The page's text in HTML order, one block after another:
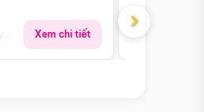
Xem chi tiết
Giá từ:
›